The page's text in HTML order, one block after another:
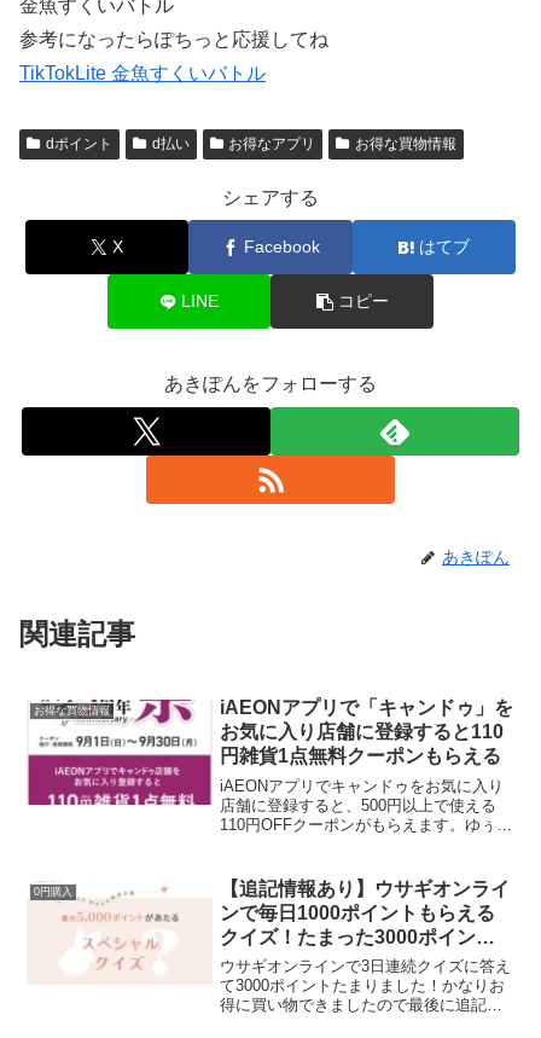
金魚すくいバトル
参考になったらぽちっと応援してね
TikTokLite 金魚すくいバトル
dポイント d払い お得なアプリ お得な買物情報
シェアする
X Facebook はてブ
LINE コピー
あきぽんをフォローする
あきぽん
関連記事
お得な買物情報
iAEONアプリで「キャンドゥ」を
お気に入り店舗に登録すると110
円雑貨1点無料クーポンもらえる
iAEONアプリでキャンドゥをお気に入り
店舗に登録すると、500円以上で使える
110円OFFクーポンがもらえます。ゆぅさ
ストール2．店舗検索で「キャンドゥ」店
舗をお...
0円購入
【追記情報あり】ウサギオンライ
ンで毎日1000ポイントもらえる
クイズ！たまった3000ポイント
はコスメキッチンで使えてさらに
10%オフ
ウサギオンラインで3日連続クイズに答え
て3000ポイントたまりました！かなりお
得に買い物できましたので最後に追記し